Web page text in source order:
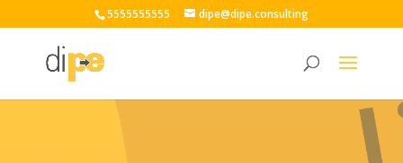
5555555555 dipe@dipe.consulting